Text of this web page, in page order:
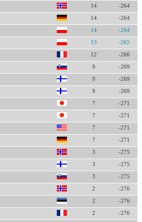
14 -264
14 -264
14 -264
13 -265
12 -266
9 -269
9 -269
9 -269
7 -271
7 -271
7 -271
7 -271
3 -275
3 -275
3 -275
2 -276
2 -276
2 -276